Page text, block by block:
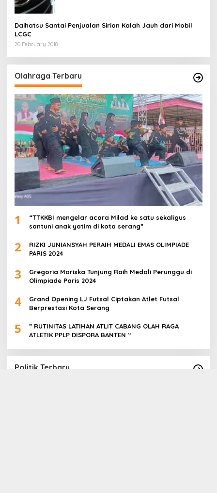
Daihatsu Santai Penjualan Sirion Kalah Jauh dari Mobil
LCGC
20 February 2018
Olahraga Terbaru
1
“TTKKBI mengelar acara Milad ke satu sekaligus
santuni anak yatim di kota serang”
2
RIZKI JUNIANSYAH PERAIH MEDALI EMAS OLIMPIADE
PARIS 2024
3
Gregoria Mariska Tunjung Raih Medali Perunggu di
Olimpiade Paris 2024
4
Grand Opening LJ Futsal Ciptakan Atlet Futsal
Berprestasi Kota Serang
5
” RUTINITAS LATIHAN ATLIT CABANG OLAH RAGA
ATLETIK PPLP DISPORA BANTEN “
Politik Terbaru